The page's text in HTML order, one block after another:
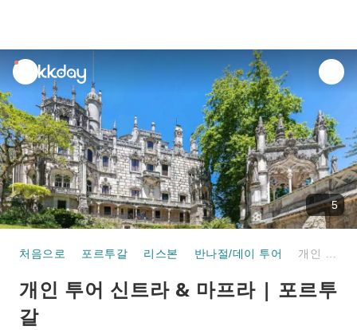
unread
notifications
5
처음으로 포르투갈 리스본 반나절/데이 투어
개인 투어 신트라 & 마프라 | 포르투
갈